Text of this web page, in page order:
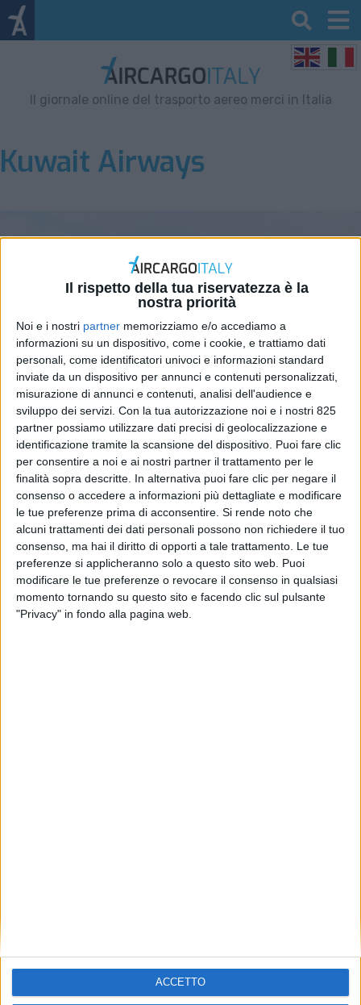
Il rispetto della tua riservatezza è la
nostra priorità
Noi e i nostri partner memorizziamo e/o accediamo a
informazioni su un dispositivo, come i cookie, e trattiamo dati
personali, come identificatori univoci e informazioni standard
inviate da un dispositivo per annunci e contenuti personalizzati,
misurazione di annunci e contenuti, analisi dell'audience e
sviluppo dei servizi. Con la tua autorizzazione noi e i nostri 825
partner possiamo utilizzare dati precisi di geolocalizzazione e
identificazione tramite la scansione del dispositivo. Puoi fare clic
per consentire a noi e ai nostri partner il trattamento per le
finalità sopra descritte. In alternativa puoi fare clic per negare il
consenso o accedere a informazioni più dettagliate e modificare
le tue preferenze prima di acconsentire. Si rende noto che
alcuni trattamenti dei dati personali possono non richiedere il tuo
consenso, ma hai il diritto di opporti a tale trattamento. Le tue
preferenze si applicheranno solo a questo sito web. Puoi
modificare le tue preferenze o revocare il consenso in qualsiasi
momento tornando su questo sito e facendo clic sul pulsante
"Privacy" in fondo alla pagina web.
ACCETTO
Il giornale online del trasporto aereo merci in Italia
Kuwait Airways
Per le merci decolla un nuovo
volo fra Malpensa e Kuwait
city
ECONOMIA 23 OTTOBRE 2018